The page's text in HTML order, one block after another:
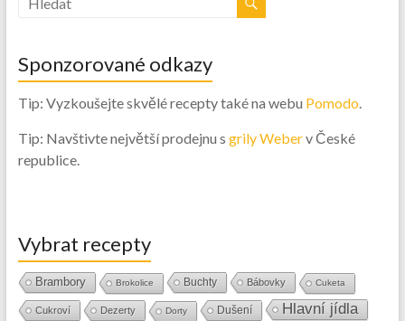
Sponzorované odkazy
Tip: Vyzkoušejte skvělé recepty také na webu Pomodo.
Tip: Navštivte největší prodejnu s grily Weberv České
republice.
Vybrat recepty
Brambory Brokolice Buchty Bábovky Cuketa
Cukroví Dezerty Dorty Dušení Hlavní jídla